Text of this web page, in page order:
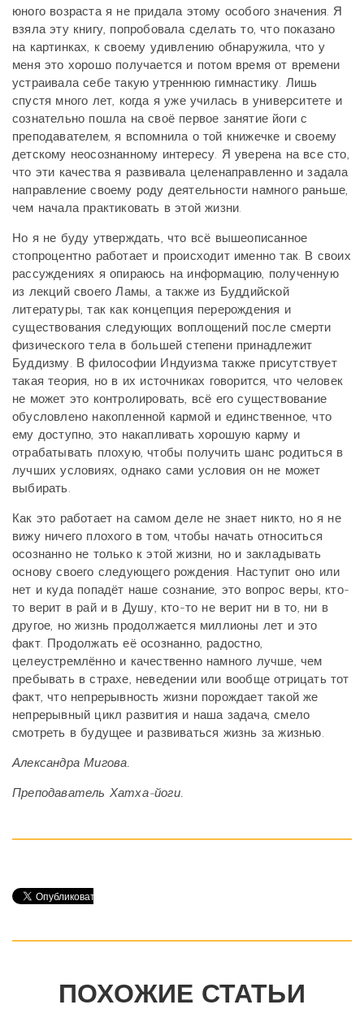
юного возраста я не придала этому особого значения. Я
взяла эту книгу, попробовала сделать то, что показано
на картинках, к своему удивлению обнаружила, что у
меня это хорошо получается и потом время от времени
устраивала себе такую утреннюю гимнастику. Лишь
спустя много лет, когда я уже училась в университете и
сознательно пошла на своё первое занятие йоги с
преподавателем, я вспомнила о той книжечке и своему
детскому неосознанному интересу. Я уверена на все сто,
что эти качества я развивала целенаправленно и задала
направление своему роду деятельности намного раньше,
чем начала практиковать в этой жизни.
Но я не буду утверждать, что всё вышеописанное
стопроцентно работает и происходит именно так. В своих
рассуждениях я опираюсь на информацию, полученную
из лекций своего Ламы, а также из Буддийской
литературы, так как концепция перерождения и
существования следующих воплощений после смерти
физического тела в большей степени принадлежит
Буддизму. В философии Индуизма также присутствует
такая теория, но в их источниках говорится, что человек
не может это контролировать, всё его существование
обусловлено накопленной кармой и единственное, что
ему доступно, это накапливать хорошую карму и
отрабатывать плохую, чтобы получить шанс родиться в
лучших условиях, однако сами условия он не может
выбирать.
Как это работает на самом деле не знает никто, но я не
вижу ничего плохого в том, чтобы начать относиться
осознанно не только к этой жизни, но и закладывать
основу своего следующего рождения. Наступит оно или
нет и куда попадёт наше сознание, это вопрос веры, кто-
то верит в рай и в Душу, кто-то не верит ни в то, ни в
другое, но жизнь продолжается миллионы лет и это
факт. Продолжать её осознанно, радостно,
целеустремлённо и качественно намного лучше, чем
пребывать в страхе, неведении или вообще отрицать тот
факт, что непрерывность жизни порождает такой же
непрерывный цикл развития и наша задача, смело
смотреть в будущее и развиваться жизнь за жизнью.
Александра Мигова.
Преподаватель Хатха-йоги.
ПОХОЖИЕ СТАТЬИ